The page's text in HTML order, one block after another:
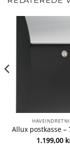
1.199,00